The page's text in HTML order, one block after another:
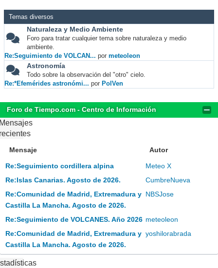
Temas diversos
Naturaleza y Medio Ambiente
Foro para tratar cualquier tema sobre naturaleza y medio
ambiente.
Re:Seguimiento de VOLCAN... por meteoleon
Astronomía
Todo sobre la observación del "otro" cielo.
Re:*Efemérides astronómi... por PolVen
Foro de Tiempo.com - Centro de Información
Mensaje Autor
Re:Seguimiento cordillera alpina
Meteo X
Re:Islas Canarias. Agosto de 2026.
CumbreNueva
Re:Comunidad de Madrid, Extremadura y
Castilla La Mancha. Agosto de 2026.
NBSJose
Re:Seguimiento de VOLCANES. Año 2026 meteoleon
Re:Comunidad de Madrid, Extremadura y
Castilla La Mancha. Agosto de 2026.
yoshilorabrada